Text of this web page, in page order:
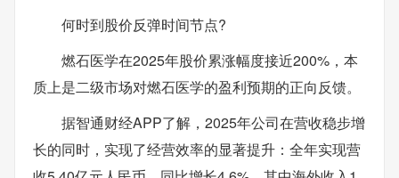
何时到股价反弹时间节点?
燃石医学在2025年股价累涨幅度接近200%，本
质上是二级市场对燃石医学的盈利预期的正向反馈。
据智通财经APP了解，2025年公司在营收稳步增
长的同时，实现了经营效率的显著提升：全年实现营